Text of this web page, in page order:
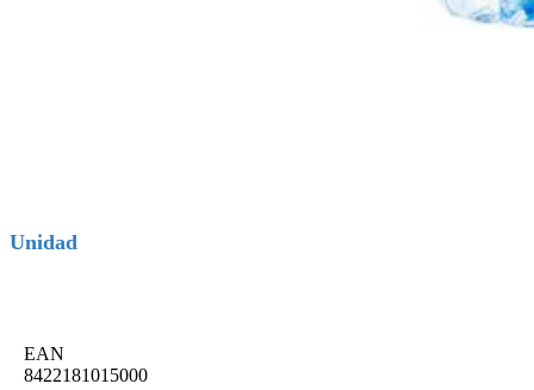
Unidad
EAN
8422181015000